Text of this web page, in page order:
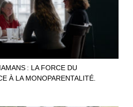
: LA FORCE DU
À LA MONOPARENTALITÉ.